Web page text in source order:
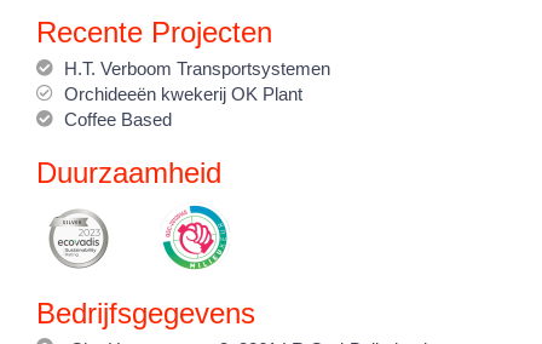
Recente Projecten
H.T. Verboom Transportsystemen
Orchideeën kwekerij OK Plant
Coffee Based
Duurzaamheid
Bedrijfsgegevens